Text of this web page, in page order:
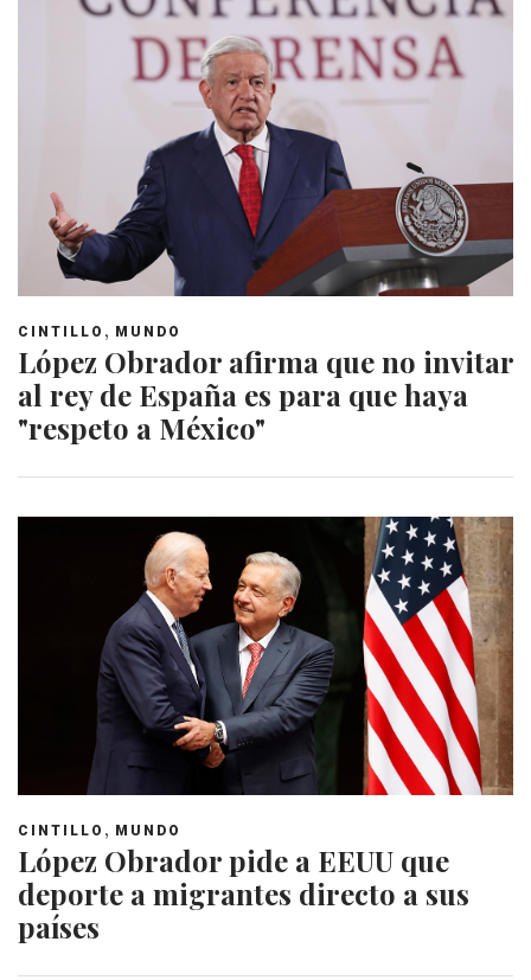
CINTILLO , MUNDO
López Obrador afirma que no invitar
al rey de España es para que haya
"respeto a México"
CINTILLO , MUNDO
López Obrador pide a EEUU que
deporte a migrantes directo a sus
países